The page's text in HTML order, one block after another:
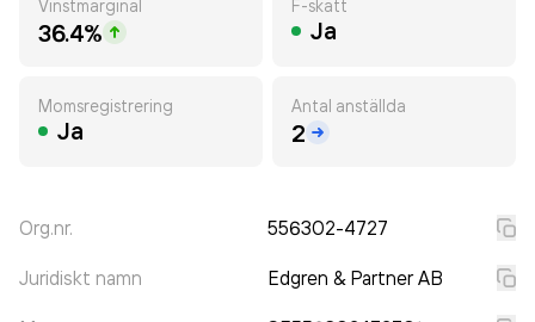
Vinstmarginal
36.4%
F-skatt
Ja
Momsregistrering
Ja
Antal anställda
2
Org.nr. 556302-4727
Juridiskt namn Edgren & Partner AB